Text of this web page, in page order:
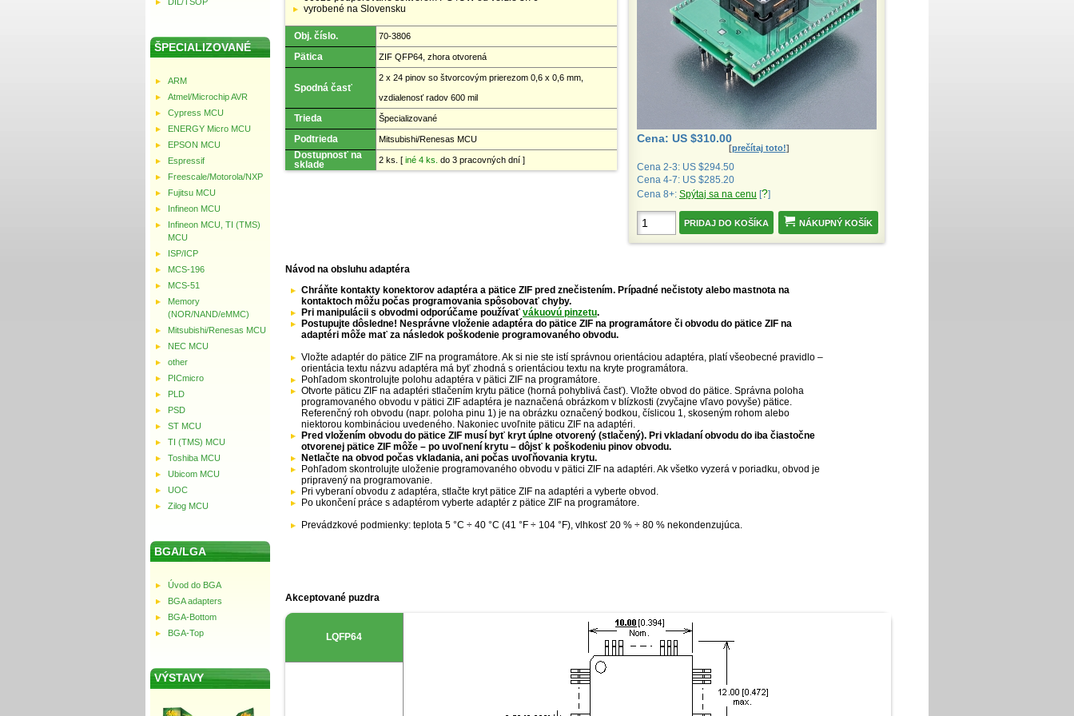
ŠPECIALIZOVANÉ
ARM
Atmel/Microchip AVR
Cypress MCU
ENERGY Micro MCU
EPSON MCU
Espressif
Freescale/Motorola/NXP
Fujitsu MCU
Infineon MCU
Infineon MCU, TI (TMS)
MCU
ISP/ICP
MCS-196
MCS-51
Memory
(NOR/NAND/eMMC)
Mitsubishi/Renesas MCU
NEC MCU
other
PICmicro
PLD
PSD
ST MCU
TI (TMS) MCU
Toshiba MCU
Ubicom MCU
UOC
Zilog MCU
BGA/LGA
Úvod do BGA
BGA adapters
BGA-Bottom
BGA-Top
VÝSTAVY
vyrobené na Slovensku
Obj. číslo. 70-3806
Pätica ZIF QFP64, zhora otvorená
Spodná časť
2 x 24 pinov so štvorcovým prierezom 0,6 x 0,6 mm,
vzdialenosť radov 600 mil
Trieda Špecializované
Podtrieda Mitsubishi/Renesas MCU
Dostupnosť na
sklade
2 ks. [ iné 4 ks. do 3 pracovných dní ]
Cena: US $310.00
[prečítaj toto!]
Cena 2-3: US $294.50
Cena 4-7: US $285.20
Cena 8+: Spýtaj sa na cenu [?]
NÁKUPNÝ KOŠÍK
Návod na obsluhu adaptéra
Chráňte kontakty konektorov adaptéra a pätice ZIF pred znečistením. Prípadné nečistoty alebo mastnota na
kontaktoch môžu počas programovania spôsobovať chyby.
Pri manipulácii s obvodmi odporúčame používať vákuovú pinzetu.
Postupujte dôsledne! Nesprávne vloženie adaptéra do pätice ZIF na programátore či obvodu do pätice ZIF na
adaptéri môže mať za následok poškodenie programovaného obvodu.
Vložte adaptér do pätice ZIF na programátore. Ak si nie ste istí správnou orientáciou adaptéra, platí všeobecné pravidlo –
orientácia textu názvu adaptéra má byť zhodná s orientáciou textu na kryte programátora.
Pohľadom skontrolujte polohu adaptéra v pätici ZIF na programátore.
Otvorte päticu ZIF na adaptéri stlačením krytu pätice (horná pohyblivá časť). Vložte obvod do pätice. Správna poloha
programovaného obvodu v pätici ZIF adaptéra je naznačená obrázkom v blízkosti (zvyčajne vľavo povyše) pätice.
Referenčný roh obvodu (napr. poloha pinu 1) je na obrázku označený bodkou, číslicou 1, skoseným rohom alebo
niektorou kombináciou uvedeného. Nakoniec uvoľnite päticu ZIF na adaptéri.
Pred vložením obvodu do pätice ZIF musí byť kryt úplne otvorený (stlačený). Pri vkladaní obvodu do iba čiastočne
otvorenej pätice ZIF môže – po uvoľnení krytu – dôjsť k poškodeniu pinov obvodu.
Netlačte na obvod počas vkladania, ani počas uvoľňovania krytu.
Pohľadom skontrolujte uloženie programovaného obvodu v pätici ZIF na adaptéri. Ak všetko vyzerá v poriadku, obvod je
pripravený na programovanie.
Pri vyberaní obvodu z adaptéra, stlačte kryt pätice ZIF na adaptéri a vyberte obvod.
Po ukončení práce s adaptérom vyberte adaptér z pätice ZIF na programátore.
Prevádzkové podmienky: teplota 5 °C ÷ 40 °C (41 °F ÷ 104 °F), vlhkosť 20 % ÷ 80 % nekondenzujúca.
Akceptované puzdra
LQFP64